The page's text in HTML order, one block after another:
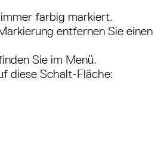
farbig markiert.
entfernen Sie einen
Sie im Menü.
diese Schalt-Fläche: